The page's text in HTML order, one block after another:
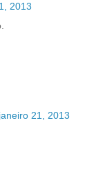
2013
21, 2013